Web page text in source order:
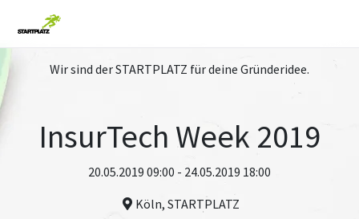
Wir sind der STARTPLATZ für deine Gründeridee.
InsurTech Week 2019
20.05.2019 09:00 - 24.05.2019 18:00
Köln, STARTPLATZ